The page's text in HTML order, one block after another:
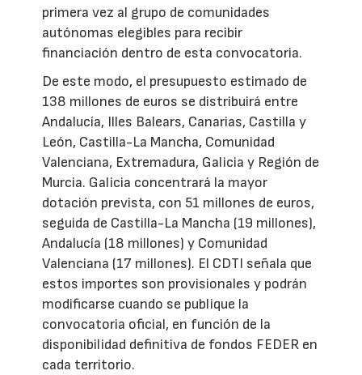
primera vez al grupo de comunidades
autónomas elegibles para recibir
financiación dentro de esta convocatoria.
De este modo, el presupuesto estimado de
138 millones de euros se distribuirá entre
Andalucía, Illes Balears, Canarias, Castilla y
León, Castilla-La Mancha, Comunidad
Valenciana, Extremadura, Galicia y Región de
Murcia. Galicia concentrará la mayor
dotación prevista, con 51 millones de euros,
seguida de Castilla-La Mancha (19 millones),
Andalucía (18 millones) y Comunidad
Valenciana (17 millones). El CDTI señala que
estos importes son provisionales y podrán
modificarse cuando se publique la
convocatoria oficial, en función de la
disponibilidad definitiva de fondos FEDER en
cada territorio.